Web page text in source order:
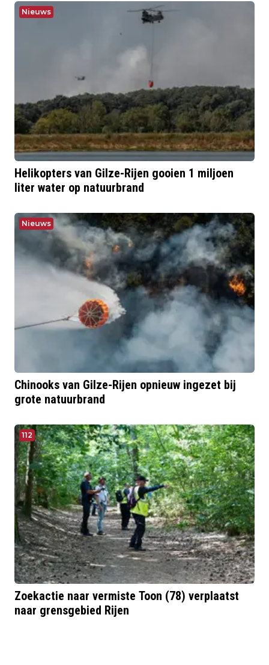
Nieuws
Helikopters van Gilze-Rijen gooien 1 miljoen
liter water op natuurbrand
Nieuws
Chinooks van Gilze-Rijen opnieuw ingezet bij
grote natuurbrand
112
Zoekactie naar vermiste Toon (78) verplaatst
naar grensgebied Rijen